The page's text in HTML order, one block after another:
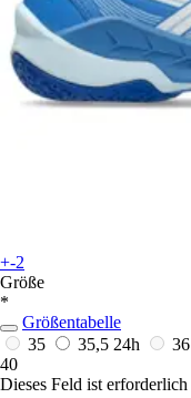
+-2
Größe
*
Größentabelle
35
35,5 24h 36
40
Dieses Feld ist erforderlich